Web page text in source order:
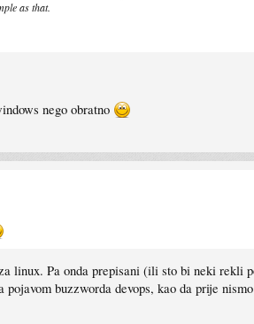
as that.
nego obratno
linux. Pa onda prepisani (ili sto bi neki rekli
buzzworda devops, kao da prije